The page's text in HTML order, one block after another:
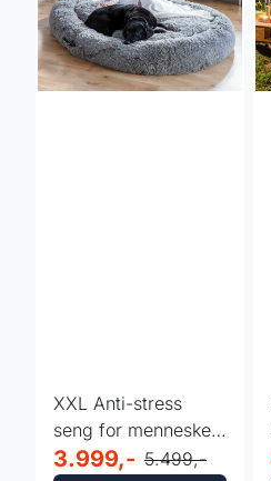
XXL Anti-stress
seng for mennesker
og dyr - grå
3.999,- 5.499,-